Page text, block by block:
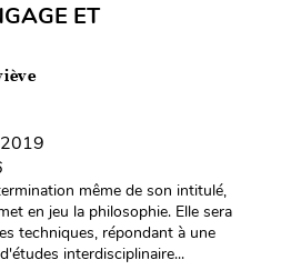
ET
même de son intitulé,
en jeu la philosophie. Elle sera
techniques, répondant à une
interdisciplinaire...